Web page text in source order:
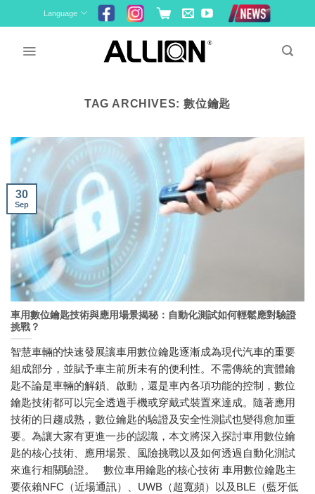
to
Language
TAG ARCHIVES: 數位鑰匙
車用數位鑰匙技術與應用場景揭秘：自動化測試如何輕鬆應對驗證
挑戰？
智慧車輛的快速發展讓車用數位鑰匙逐漸成為現代汽車的重要
組成部分，並賦予車主前所未有的便利性。不需傳統的實體鑰
匙不論是車輛的解鎖、啟動，還是車內各項功能的控制，數位
鑰匙技術都可以完全透過手機或穿戴式裝置來達成。隨著應用
技術的日趨成熟，數位鑰匙的驗證及安全性測試也變得愈加重
要。為讓大家有更進一步的認識，本文將深入探討車用數位鑰
匙的核心技術、應用場景、風險挑戰以及如何透過自動化測試
來進行相關驗證。 數位車用鑰匙的核心技術 車用數位鑰匙主
要依賴NFC（近場通訊）、UWB（超寬頻）以及BLE（藍牙低
30
Sep